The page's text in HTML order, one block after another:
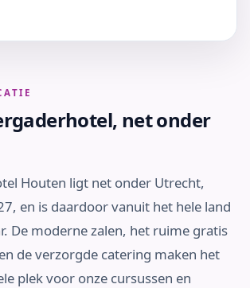
net onder
Houten ligt net onder Utrecht,
en is daardoor vanuit het hele land
De moderne zalen, het ruime gratis
de verzorgde catering maken het
plek voor onze cursussen en